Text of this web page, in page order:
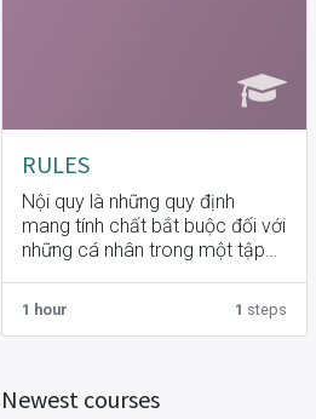
RULES
Nội quy là những quy định
mang tính chất bắt buộc đối với
những cá nhân trong một tập
doanh nghiệp) nhằm mục đích
bảo đảm trật tự và kỷ luật
1 hour 1 steps
Newest courses